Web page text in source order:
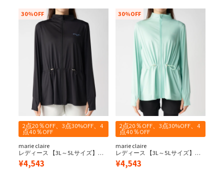
2点20％OFF、3点30%OFF、4
点40％OFF
marie claire
レディース 【3L～5Lサイズ】ウ
エスト切替UVジャケット
30%OFF
¥4,543
2点20％OFF、3点30%OFF、4
点40％OFF
marie claire
レディース 【3L～5Lサイズ】ウ
エスト切替UVジャケット
30%OFF
¥4,543